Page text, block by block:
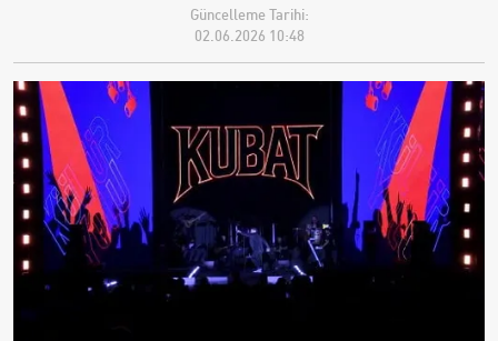
Güncelleme Tarihi:
02.06.2026 10:48